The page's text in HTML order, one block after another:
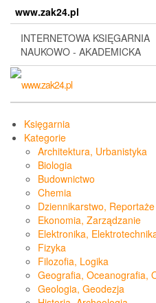
content
www.zak24.pl
INTERNETOWA KSIĘGARNIA
NAUKOWO - AKADEMICKA
Księgarnia
Kategorie
Architektura, Urbanistyka
Biologia
Budownictwo
Chemia
Dziennikarstwo, Reportaże
Ekonomia, Zarządzanie
Elektronika,
Fizyka
Filozofia, Logika
Geografia, Oceanografia,
Geologia, Geodezja